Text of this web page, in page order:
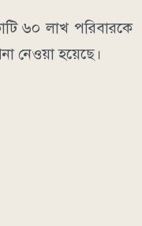
৬০ লাখ পরিবারকে
নেওয়া হয়েছে।